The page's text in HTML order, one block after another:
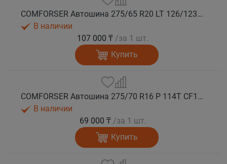
COMFORSER Автошина 275/65 R20 LT 126/123S CF1100 10PR RWL лето
В наличии
107 000 ₸ /за 1 шт.
Купить
COMFORSER Автошина 275/70 R16 P 114T CF1100 RWL лето
В наличии
69 000 ₸ /за 1 шт.
Купить